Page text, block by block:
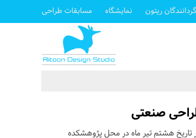
گردانندگان ریتون نمایشگاه مسابقات طراحی
صنعتی
هشتم تیر ماه در محل پژوهشکده